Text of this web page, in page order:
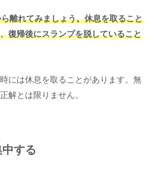
離れてみましょう。休息を取ること
復帰後にスランプを脱していること
には休息を取ることがあります。無
解とは限りません。
する